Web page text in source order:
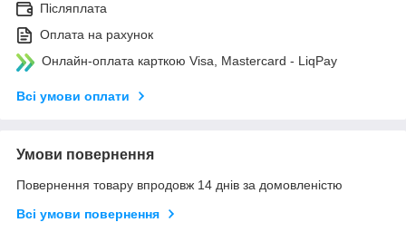
Післяплата
Оплата на рахунок
Онлайн-оплата карткою Visa, Mastercard - LiqPay
Всі умови оплати
Умови повернення
Повернення товару впродовж 14 днів за домовленістю
Всі умови повернення